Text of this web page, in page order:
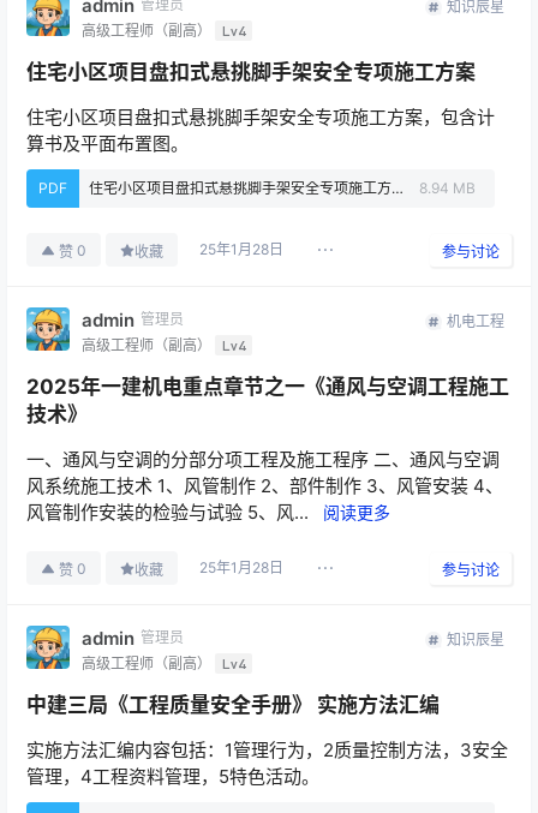
admin 管理员
高级工程师（副高）
Lv4
知识辰星
住宅小区项目盘扣式悬挑脚手架安全专项施工方案
住宅小区项目盘扣式悬挑脚手架安全专项施工方案，包含计
算书及平面布置图。
PDF 住宅小区项目盘扣式悬挑脚手架安全专项施工方案.pdf 8.94 MB
赞 0 收藏 25年1月28日 参与讨论
admin 管理员
高级工程师（副高）
Lv4
机电工程
2025年一建机电重点章节之一《通风与空调工程施工
技术》
一、通风与空调的分部分项工程及施工程序 二、通风与空调
风系统施工技术 1、风管制作 2、部件制作 3、风管安装 4、
风管制作安装的检验与试验 5、风...
阅读更多
赞 0 收藏 25年1月28日 参与讨论
admin 管理员
高级工程师（副高）
Lv4
知识辰星
中建三局《工程质量安全手册》 实施方法汇编
实施方法汇编内容包括：1管理行为，2质量控制方法，3安全
管理，4工程资料管理，5特色活动。